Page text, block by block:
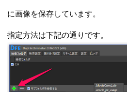
に画像を保存しています。
指定方法は下記の通りです。